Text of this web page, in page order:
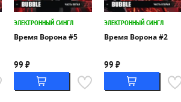
ЭЛЕКТРОННЫЙ СИНГЛ
Время Ворона #5
99 ₽
ЭЛЕКТРОННЫЙ СИНГЛ
Время Ворона #2
99 ₽